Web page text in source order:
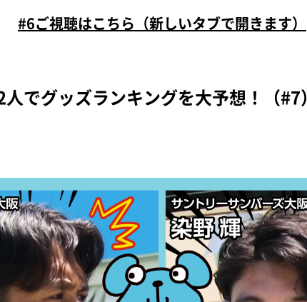
#6ご視聴はこちら（新しいタブで開きます）
でグッズランキングを大予想！（#7）